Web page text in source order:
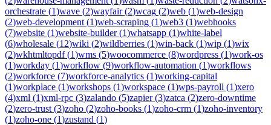
orchestrate (1)wave (2)wayfair(2)wcag (2)web (1)web-design
(2)web-development (1)web-scraping (1)web3 (1)webhooks
(7)website (1)website-builder(1)whatsapp (1)white-label
(6)wholesale (12)wiki (2)wildberries (1)win-back (1)wip (1)wix
(2)wkhtmltopdf(1)wms (5)woocommerce (8)wordpress (1)work-os
(1)workday (1)workflow (9)workflow-automation (1)workflows
(2)workforce (7)workforce-analytics (1)working-capital
(1)workplace (1)workshops (1)workspace (1)wps-payroll (1)xero
(4)xml (1)xml-rpc (3)zalando (5)zapier(3)zatca (2)zero-downtime
(2)zero-trust (3)zoho (2)zoho-books (1)zoho-crm (1)zoho-inventory
(1)zoho-one (1)zustand (1)